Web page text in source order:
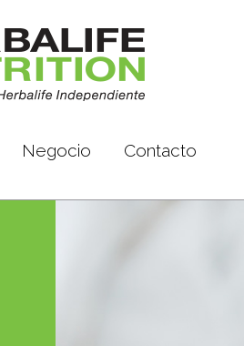
Negocio Contacto